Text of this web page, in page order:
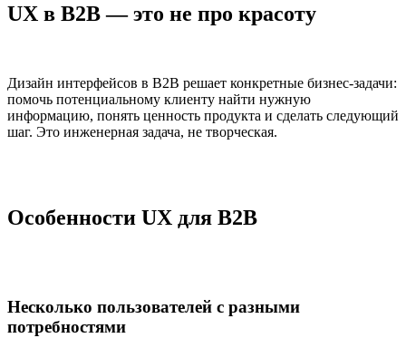
UX в B2B — это не про красоту
Дизайн интерфейсов в B2B решает конкретные бизнес-задачи:
помочь потенциальному клиенту найти нужную
информацию, понять ценность продукта и сделать следующий
шаг. Это инженерная задача, не творческая.
Особенности UX для B2B
Несколько пользователей с разными
потребностями